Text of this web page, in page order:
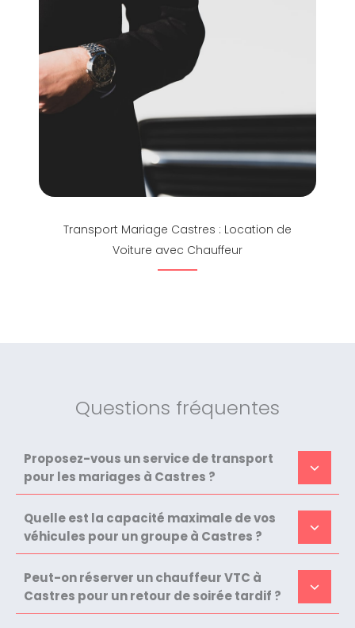
Transport Mariage Castres : Location de
Voiture avec Chauffeur
Questions fréquentes
Proposez-vous un service de transport
pour les mariages à Castres ?
Quelle est la capacité maximale de vos
véhicules pour un groupe à Castres ?
Peut-on réserver un chauffeur VTC à
Castres pour un retour de soirée tardif ?